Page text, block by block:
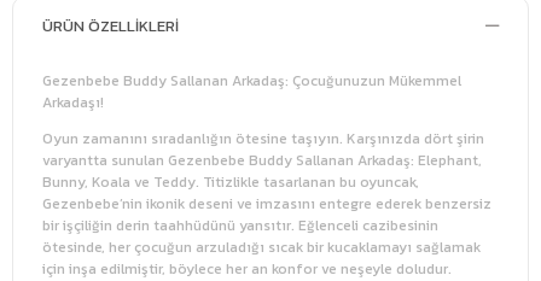
ÜRÜN ÖZELLIKLERI
Gezenbebe Buddy Sallanan Arkadaş: Çocuğunuzun Mükemmel
Arkadaşı!
Oyun zamanını sıradanlığın ötesine taşıyın. Karşınızda dört şirin
varyantta sunulan Gezenbebe Buddy Sallanan Arkadaş: Elephant,
Bunny, Koala ve Teddy. Titizlikle tasarlanan bu oyuncak,
Gezenbebe’nin ikonik deseni ve imzasını entegre ederek benzersiz
bir işçiliğin derin taahhüdünü yansıtır. Eğlenceli cazibesinin
ötesinde, her çocuğun arzuladığı sıcak bir kucaklamayı sağlamak
için inşa edilmiştir, böylece her an konfor ve neşeyle doludur.